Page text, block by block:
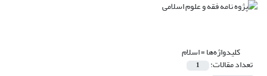
کلیدواژه‌ها =اسلام
تعداد مقالات: 1